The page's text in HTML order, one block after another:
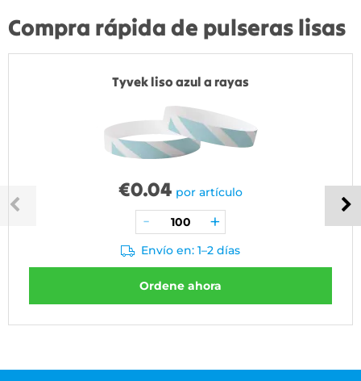
Compra rápida de pulseras lisas
Tyvek liso azul a rayas
€0.04 por artículo
Envío en: 1–2 días
Ordene ahora